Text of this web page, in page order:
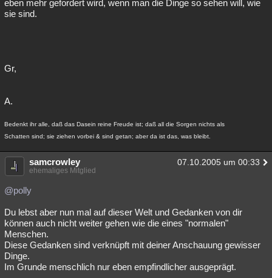
eben mehr gefordert wird, wenn man die Dinge so sehen will, wie
sie sind.
Gr,
A.
Bedenkt ihr alle, daß das Dasein reine Freude ist; daß all die Sorgen nichts als
Schatten sind; sie ziehen vorbei & sind getan; aber da ist das, was bleibt.
samcrowley 07.10.2005 um 00:33
ehemaliges Mitglied
@polly
Du lebst aber nun mal auf dieser Welt und Gedanken von dir
können auch nicht weiter gehen wie die eines "normalen"
Menschen.
Diese Gedanken sind verknüpft mit deiner Anschauung gewisser
Dinge.
Im Grunde menschlich nur eben empfindlicher ausgeprägt.